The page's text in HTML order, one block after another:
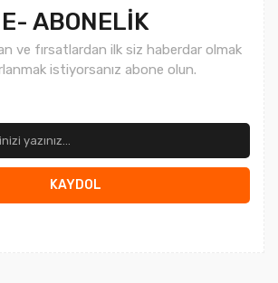
E- ABONELİK
ve fırsatlardan ilk siz haberdar olmak
istiyorsanız abone olun.
KAYDOL